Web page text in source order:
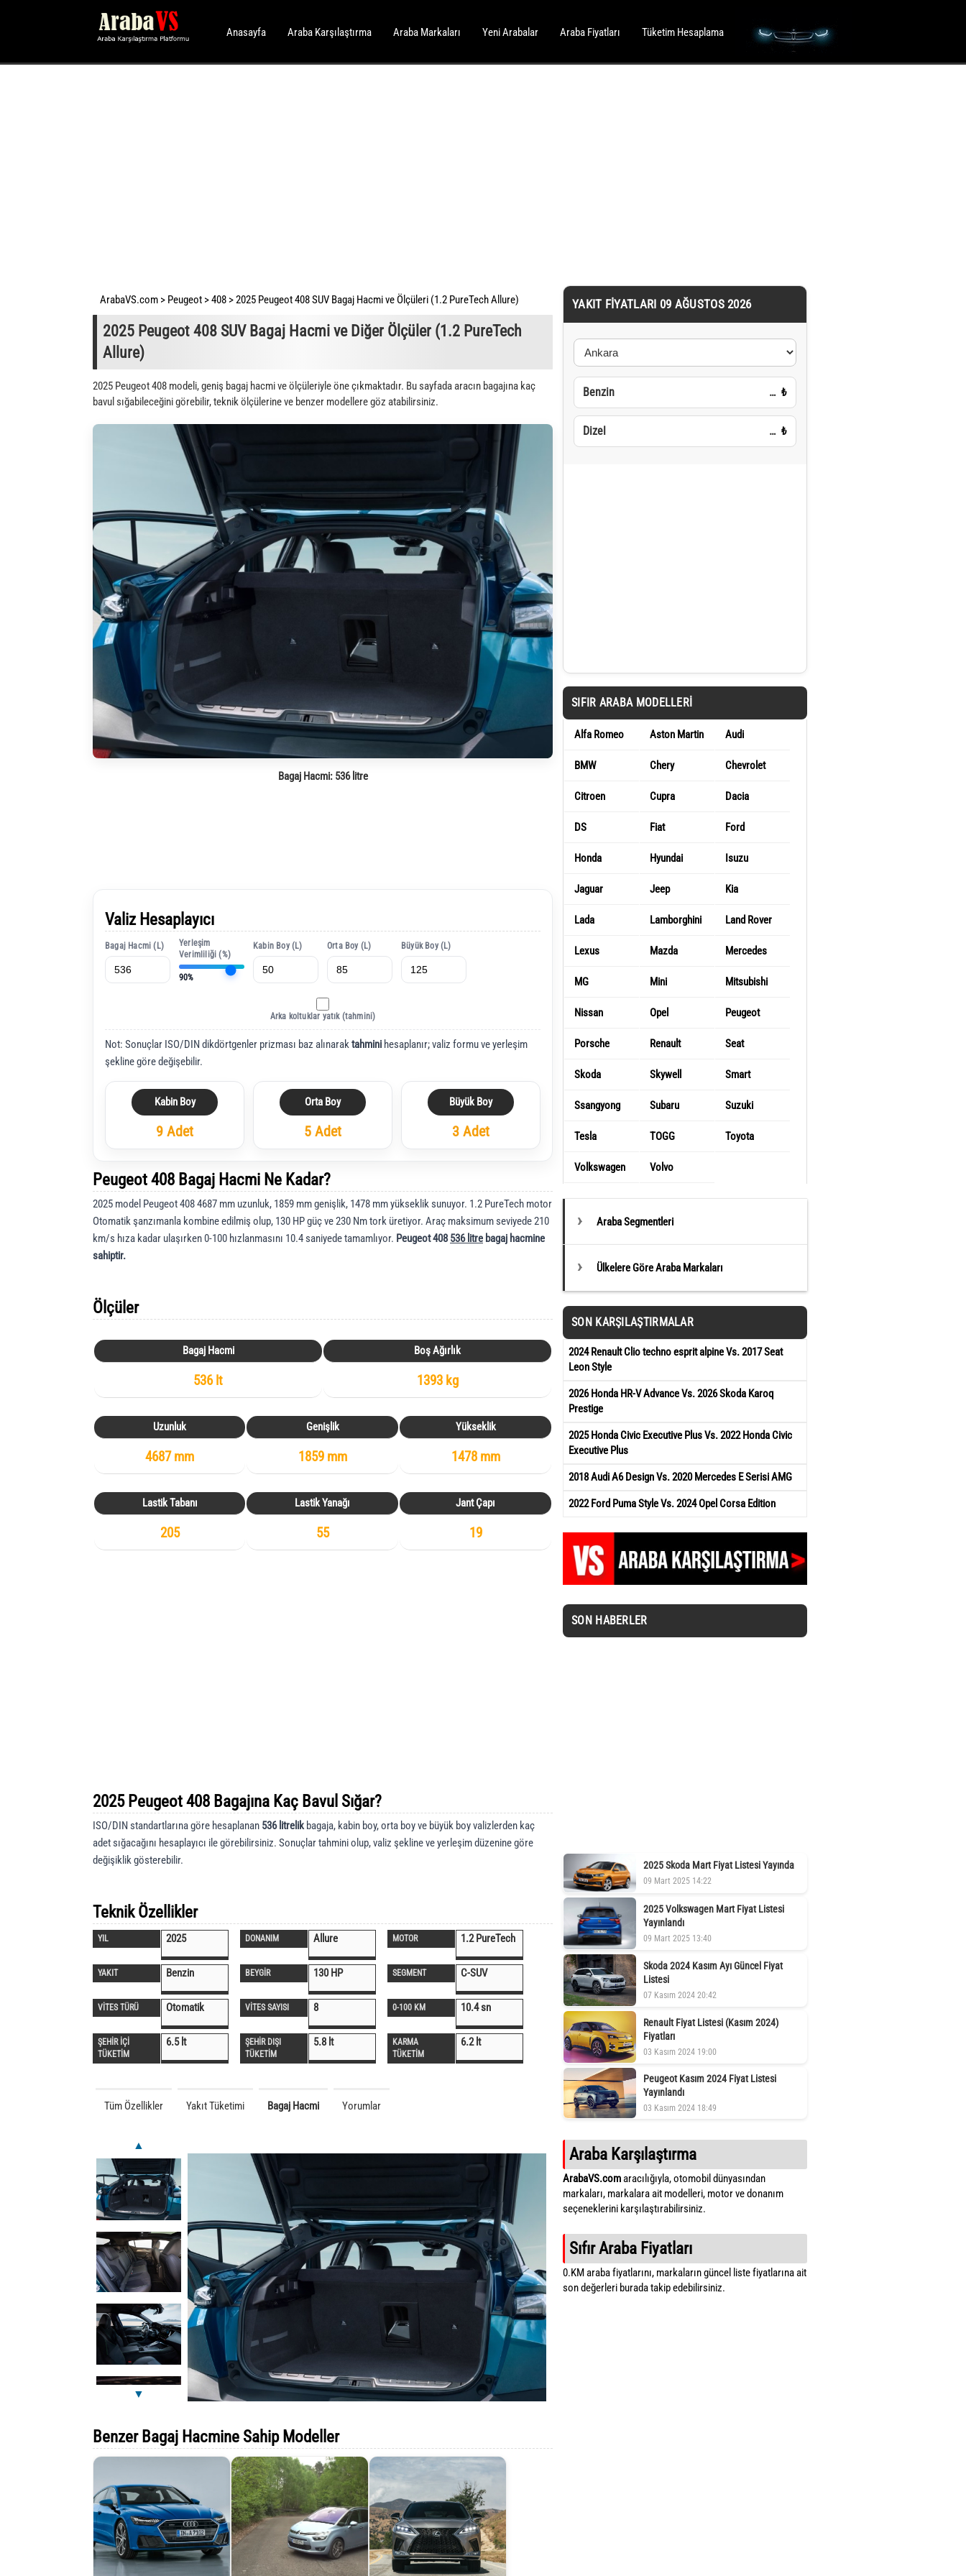
Anasayfa Araba Karşılaştırma Araba Markaları Yeni Arabalar Araba Fiyatları Tüketim Hesaplama
ArabaVS.com > Peugeot >408 >2025 Peugeot 408 SUV Bagaj Hacmi ve Ölçüleri (1.2 PureTech Allure)
2025 Peugeot 408 SUV Bagaj Hacmi ve Diğer Ölçüler (1.2 PureTech
Allure)
2025 Peugeot 408 modeli, geniş bagaj hacmi ve ölçüleriyle öne çıkmaktadır. Bu sayfada aracın bagajına kaç
bavul sığabileceğini görebilir, teknik ölçülerine ve benzer modellere göz atabilirsiniz.
Bagaj Hacmi: 536 litre
Valiz Hesaplayıcı
Bagaj Hacmi (L)
Yerleşim
Verimliliği (%)
90%
Kabin Boy (L) Orta Boy (L) Büyük Boy (L)
Arka koltuklar yatık (tahmini)
Not: Sonuçlar ISO/DIN dikdörtgenler prizması baz alınaraktahmini hesaplanır; valiz formu ve yerleşim
şekline göre değişebilir.
Kabin Boy
9 Adet
Orta Boy
5 Adet
Büyük Boy
3 Adet
Peugeot 408 Bagaj Hacmi Ne Kadar?
2025 model Peugeot 408 4687 mm uzunluk, 1859 mm genişlik, 1478 mm yükseklik sunuyor. 1.2 PureTech motor
Otomatik şanzımanla kombine edilmiş olup, 130 HP güç ve 230 Nm tork üretiyor. Araç maksimum seviyede 210
km/s hıza kadar ulaşırken 0-100 hızlanmasını 10.4 saniyede tamamlıyor. Peugeot 408536 litre bagaj hacmine
sahiptir.
Ölçüler
Bagaj Hacmi Boş Ağırlık
536 lt 1393 kg
Uzunluk Genişlik Yükseklik
4687 mm 1859 mm 1478 mm
Lastik Tabanı Lastik Yanağı Jant Çapı
205 55 19
2025 Peugeot 408 Bagajına Kaç Bavul Sığar?
ISO/DIN standartlarına göre hesaplanan 536 litrelikbagaja, kabin boy, orta boy ve büyük boy valizlerden kaç
adet sığacağını hesaplayıcı ile görebilirsiniz. Sonuçlar tahmini olup, valiz şekline ve yerleşim düzenine göre
değişiklik gösterebilir.
Teknik Özellikler
YIL 2025 DONANIM Allure MOTOR 1.2 PureTech
YAKIT Benzin BEYGİR 130 HP SEGMENT C-SUV
VİTES TÜRÜ Otomatik VİTES SAYISI 8 0-100 KM 10.4 sn
ŞEHİR İÇİ
TÜKETİM
6.5 lt
ŞEHİR DIŞI
TÜKETİM
5.8 lt
KARMA
TÜKETİM
6.2 lt
Tüm Özellikler Yakıt Tüketimi Bagaj Hacmi Yorumlar
▲
▼
Benzer Bagaj Hacmine Sahip Modeller
YAKIT FIYATLARI 09 AĞUSTOS 2026
Benzin … ₺
Dizel … ₺
SIFIR ARABA MODELLERI
Alfa Romeo Aston Martin Audi
BMW Chery Chevrolet
Citroen Cupra Dacia
DS Fiat Ford
Honda Hyundai Isuzu
Jaguar Jeep Kia
Lada Lamborghini Land Rover
Lexus Mazda Mercedes
MG Mini Mitsubishi
Nissan Opel Peugeot
Porsche Renault Seat
Skoda Skywell Smart
Ssangyong Subaru Suzuki
Tesla TOGG Toyota
Volkswagen Volvo
Araba Segmentleri
Ülkelere Göre Araba Markaları
SON KARŞILAŞTIRMALAR
2024 Renault Clio techno esprit alpine Vs. 2017 Seat
Leon Style
2026 Honda HR-V Advance Vs. 2026 Skoda Karoq
Prestige
2025 Honda Civic Executive Plus Vs. 2022 Honda Civic
Executive Plus
2018 Audi A6 Design Vs. 2020 Mercedes E Serisi AMG
2022 Ford Puma Style Vs. 2024 Opel Corsa Edition
SON HABERLER
2025 Skoda Mart Fiyat Listesi Yayında
09 Mart 2025 14:22
2025 Volkswagen Mart Fiyat Listesi
Yayınlandı
09 Mart 2025 13:40
Skoda 2024 Kasım Ayı Güncel Fiyat
Listesi
07 Kasım 2024 20:42
Renault Fiyat Listesi (Kasım 2024)
Fiyatları
03 Kasım 2024 19:00
Peugeot Kasım 2024 Fiyat Listesi
Yayınlandı
03 Kasım 2024 18:49
Araba Karşılaştırma
ArabaVS.comaracılığıyla, otomobil dünyasından
markaları, markalara ait modelleri, motor ve donanım
seçeneklerini karşılaştırabilirsiniz.
Sıfır Araba Fiyatları
0.KM araba fiyatlarını, markaların güncel liste fiyatlarına ait
son değerleri burada takip edebilirsiniz.